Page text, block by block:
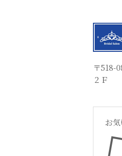
〒518-
２Ｆ
お